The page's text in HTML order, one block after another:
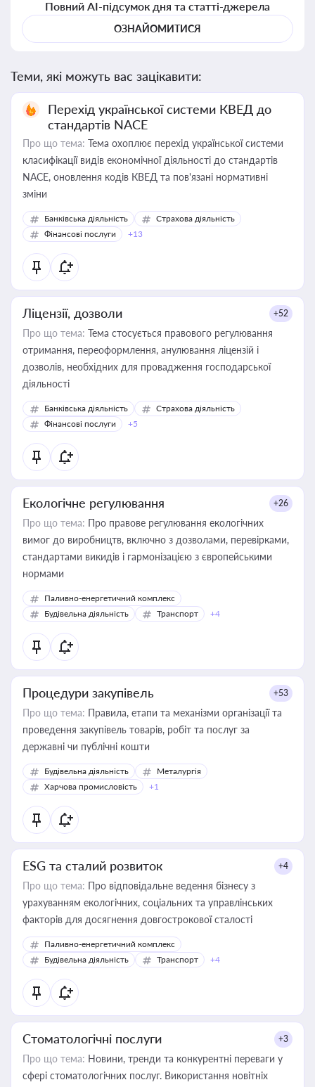
Повний AI-підсумок дня та статті-джерела
ОЗНАЙОМИТИСЯ
Теми, які можуть вас зацікавити:
Перехід української системи КВЕД до
стандартів NACE
Про що тема: Тема охоплює перехід української системи
класифікації видів економічної діяльності до стандартів
NACE, оновлення кодів КВЕД та пов'язані нормативні
зміни
Банківська діяльність
Страхова діяльність
Фінансові послуги
+13
Ліцензії, дозволи +52
Про що тема: Тема стосується правового регулювання
отримання, переоформлення, анулювання ліцензій і
дозволів, необхідних для провадження господарської
діяльності
Банківська діяльність
Страхова діяльність
Фінансові послуги
+5
Екологічне регулювання +26
Про що тема: Про правове регулювання екологічних
вимог до виробництв, включно з дозволами, перевірками,
стандартами викидів і гармонізацією з європейськими
нормами
Паливно-енергетичний комплекс
Будівельна діяльність
Транспорт +4
Процедури закупівель +53
Про що тема: Правила, етапи та механізми організації та
проведення закупівель товарів, робіт та послуг за
державні чи публічні кошти
Будівельна діяльність
Металургія
Харчова промисловість
+1
ESG та сталий розвиток +4
Про що тема: Про відповідальне ведення бізнесу з
урахуванням екологічних, соціальних та управлінських
факторів для досягнення довгострокової сталості
Паливно-енергетичний комплекс
Будівельна діяльність
Транспорт +4
Стоматологічні послуги +3
Про що тема: Новини, тренди та конкурентні переваги у
сфері стоматологічних послуг. Використання новітніх